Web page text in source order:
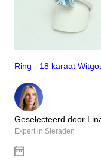
Ring - 18 karaat
Geselecteerd door
Expert in Sieraden